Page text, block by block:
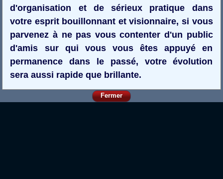
d'organisation et de sérieux pratique dans
votre esprit bouillonnant et visionnaire, si vous
parvenez à ne pas vous contenter d'un public
d'amis sur qui vous vous êtes appuyé en
permanence dans le passé, votre évolution
sera aussi rapide que brillante.